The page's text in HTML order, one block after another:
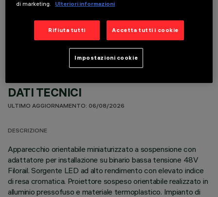
COMPONENTI OPZIONALI
DATI TECNICI
ULTIMO AGGIORNAMENTO: 06/08/2026
DESCRIZIONE
Apparecchio orientabile miniaturizzato a sospensione con
adattatore per installazione su binario bassa tensione 48V
Filorail. Sorgente LED ad alto rendimento con elevato indice
di resa cromatica. Proiettore sospeso orientabile realizzato in
alluminio pressofuso e materiale termoplastico. Impianto di
di marketing.
Ulteriori informazioni
Rifiuta tutti Accetta tutti i cookie
Impostazioni cookie